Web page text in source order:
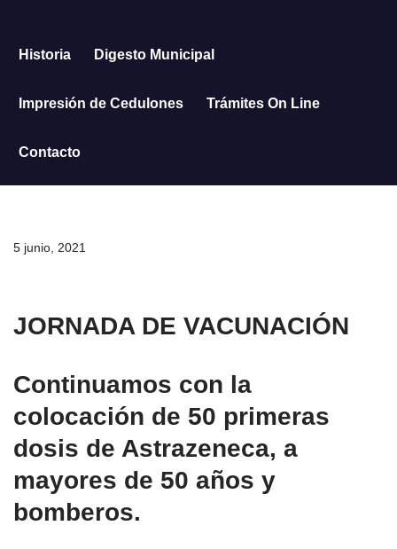
Saltar
Historia Digesto Municipal
Impresión de Cedulones Trámites On Line
Contacto
5 junio, 2021
JORNADA DE VACUNACIÓN
Continuamos con la
colocación de 50 primeras
dosis de Astrazeneca, a
mayores de 50 años y
bomberos.